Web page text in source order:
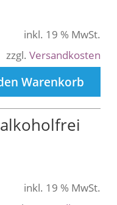
inkl. 19 % MwSt.
zzgl. Versandkosten
Warenkorb
inkl. 19 % MwSt.